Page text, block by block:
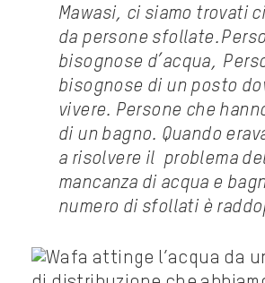
Mawasi, ci siamo trovati
da persone sfollate.
bisognose d’acqua,
bisognose di un posto
vivere. Persone che
di un bagno. Quando
a risolvere il problema
mancanza di acqua e
numero di sfollati è